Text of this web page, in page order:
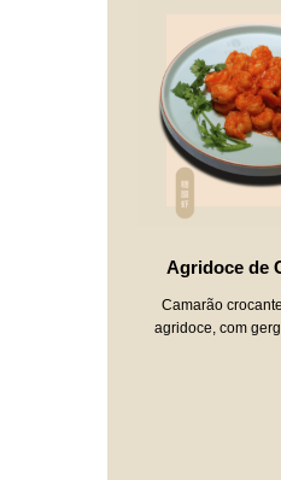
Agridoce de
Camarão
agridoce, com